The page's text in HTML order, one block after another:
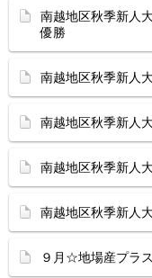
南越地区秋季新
優勝
南越地区秋季新
南越地区秋季新
南越地区秋季新
南越地区秋季新
９月☆地場産プラ